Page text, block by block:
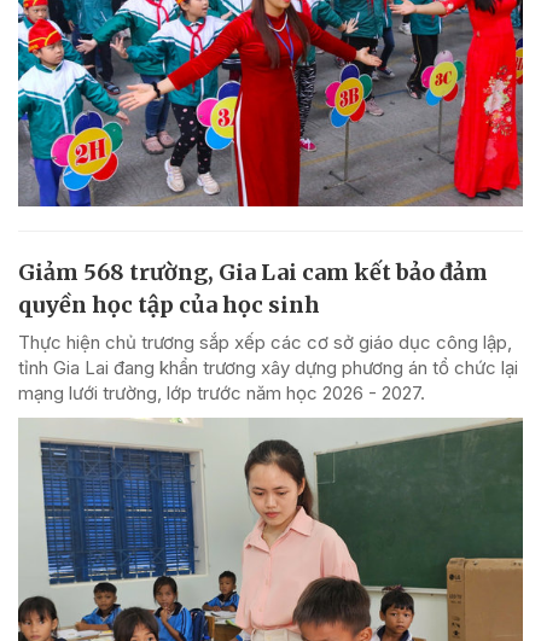
Giảm 568 trường, Gia Lai cam kết bảo đảm
quyền học tập của học sinh
Thực hiện chủ trương sắp xếp các cơ sở giáo dục công lập,
tỉnh Gia Lai đang khẩn trương xây dựng phương án tổ chức lại
mạng lưới trường, lớp trước năm học 2026 - 2027.